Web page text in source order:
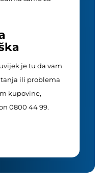
je tu da vam
ili problema
kupovine,
0800 44 99.